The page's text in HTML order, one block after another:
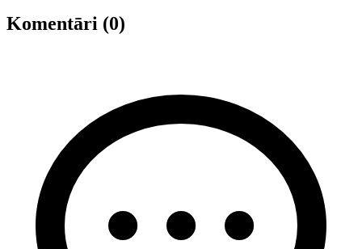
Komentāri (0)